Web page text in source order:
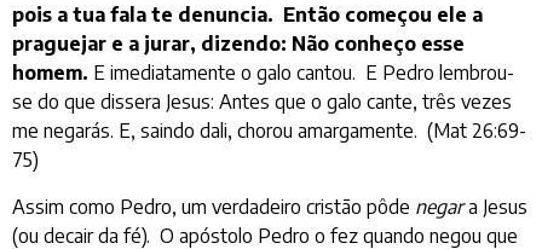
pois a tua fala te denuncia. Então começou ele a
praguejar e a jurar, dizendo: Não conheço esse
homem. E imediatamente o galo cantou. E Pedro lembrou-
se do que dissera Jesus: Antes que o galo cante, três vezes
me negarás. E, saindo dali, chorou amargamente. (Mat 26:69-
75)
Assim como Pedro, um verdadeiro cristão pôde negara Jesus
(ou decair da fé). O apóstolo Pedro o fez quando negou que